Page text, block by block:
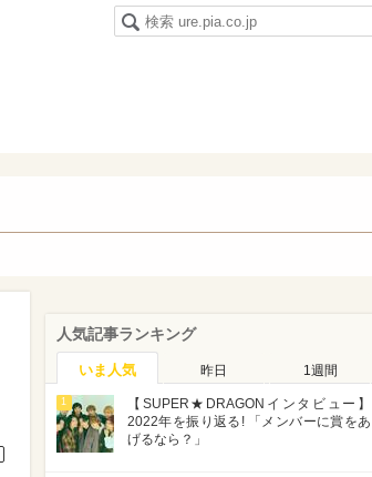
人気記事ランキング
いま人気 昨日 1週間
1
【SUPER★DRAGONインタビュー】
2022年を振り返る! 「メンバーに賞をあ
げるなら？」